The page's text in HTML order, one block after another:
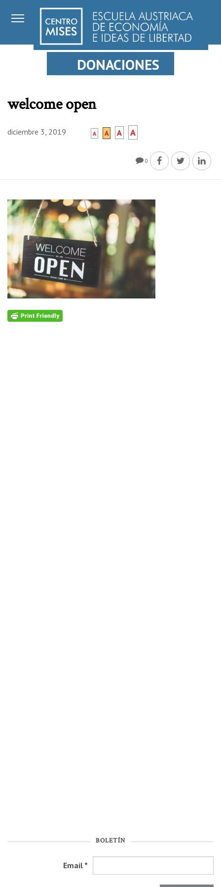
DONACIONES
welcome open
diciembre 3, 2019 A A A A
0
BOLETÍN
Email *